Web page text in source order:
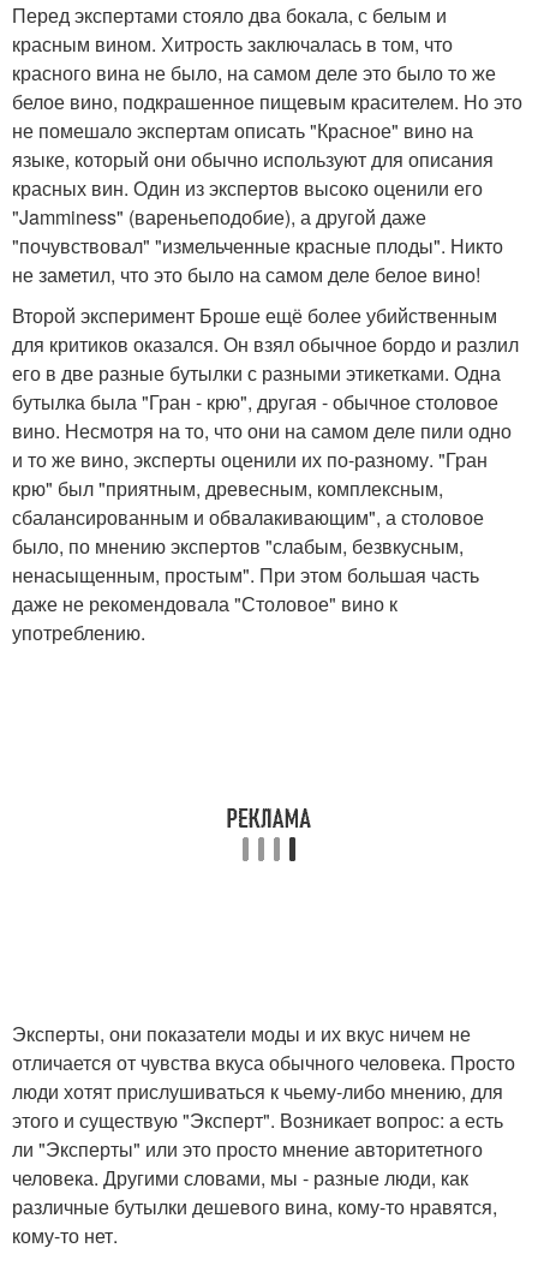
Перед экспертами стояло два бокала, с белым и
красным вином. Хитрость заключалась в том, что
красного вина не было, на самом деле это было то же
белое вино, подкрашенное пищевым красителем. Но это
не помешало экспертам описать "Красное" вино на
языке, который они обычно используют для описания
красных вин. Один из экспертов высоко оценили его
"Jamminess" (вареньеподобие), а другой даже
"почувствовал" "измельченные красные плоды". Никто
не заметил, что это было на самом деле белое вино!
Второй эксперимент Броше ещё более убийственным
для критиков оказался. Он взял обычное бордо и разлил
его в две разные бутылки с разными этикетками. Одна
бутылка была "Гран - крю", другая - обычное столовое
вино. Несмотря на то, что они на самом деле пили одно
и то же вино, эксперты оценили их по-разному. "Гран
крю" был "приятным, древесным, комплексным,
сбалансированным и обвалакивающим", а столовое
было, по мнению экспертов "слабым, безвкусным,
ненасыщенным, простым". При этом большая часть
даже не рекомендовала "Столовое" вино к
употреблению.
Эксперты, они показатели моды и их вкус ничем не
отличается от чувства вкуса обычного человека. Просто
люди хотят прислушиваться к чьему-либо мнению, для
этого и существую "Эксперт". Возникает вопрос: а есть
ли "Эксперты" или это просто мнение авторитетного
человека. Другими словами, мы - разные люди, как
различные бутылки дешевого вина, кому-то нравятся,
кому-то нет.